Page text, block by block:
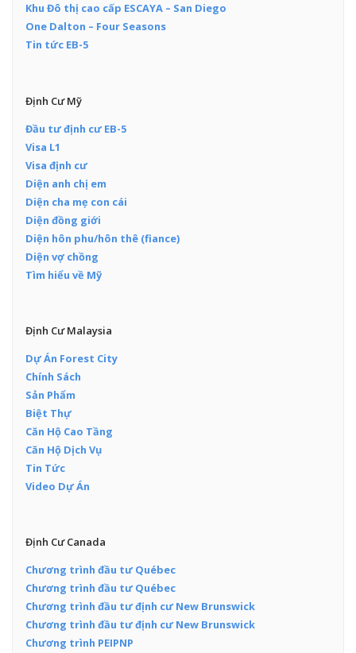
Khu Đô thị cao cấp ESCAYA – San Diego
One Dalton – Four Seasons
Tin tức EB-5
Định Cư Mỹ
Đầu tư định cư EB-5
Visa L1
Visa định cư
Diện anh chị em
Diện cha mẹ con cái
Diện đồng giới
Diện hôn phu/hôn thê (fiance)
Diện vợ chồng
Tìm hiểu về Mỹ
Định Cư Malaysia
Dự Án Forest City
Chính Sách
Sản Phẩm
Biệt Thự
Căn Hộ Cao Tầng
Căn Hộ Dịch Vụ
Tin Tức
Video Dự Án
Định Cư Canada
Chương trình đầu tư Québec
Chương trình đầu tư Québec
Chương trình đầu tư định cư New Brunswick
Chương trình đầu tư định cư New Brunswick
Chương trình PEIPNP